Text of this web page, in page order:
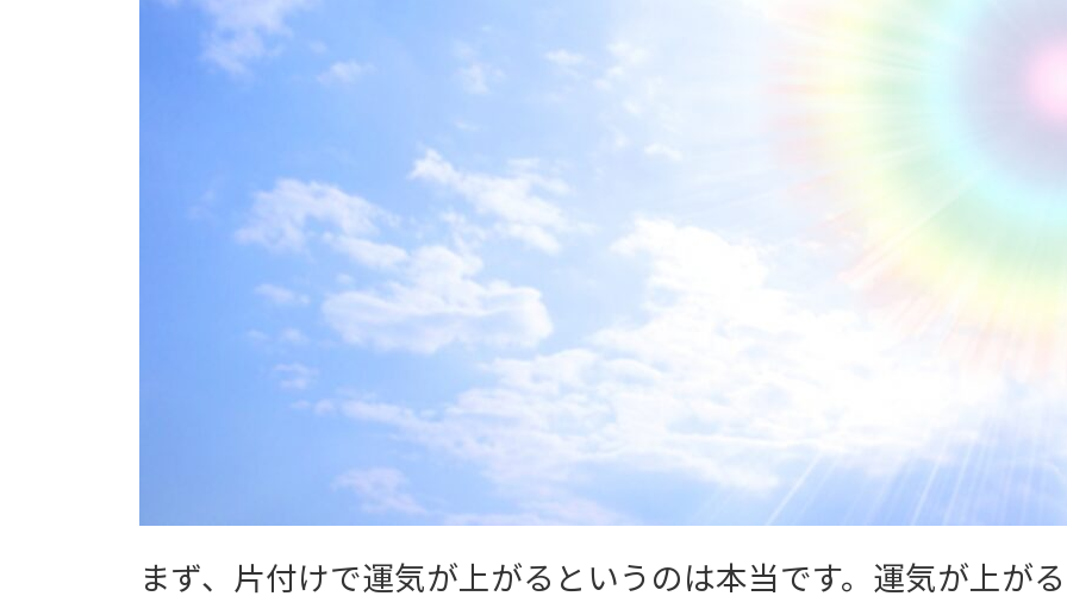
まず、片付けで運気が上がるというのは本当です。運気が上が